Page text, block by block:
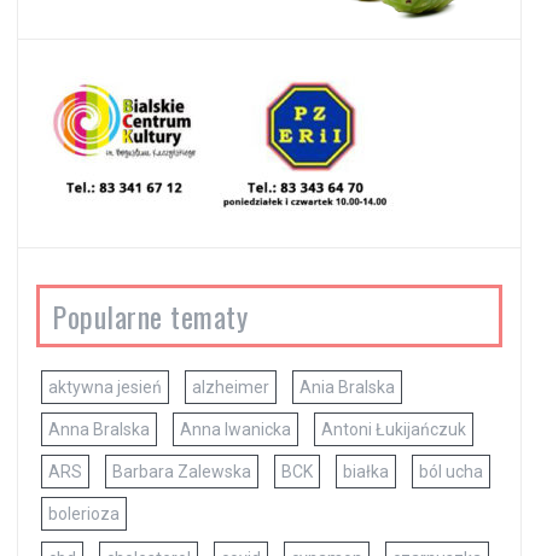
Popularne tematy
aktywna jesień alzheimer Ania Bralska
Anna Bralska Anna Iwanicka Antoni Łukijańczuk
ARS Barbara Zalewska BCK białka ból ucha
bolerioza